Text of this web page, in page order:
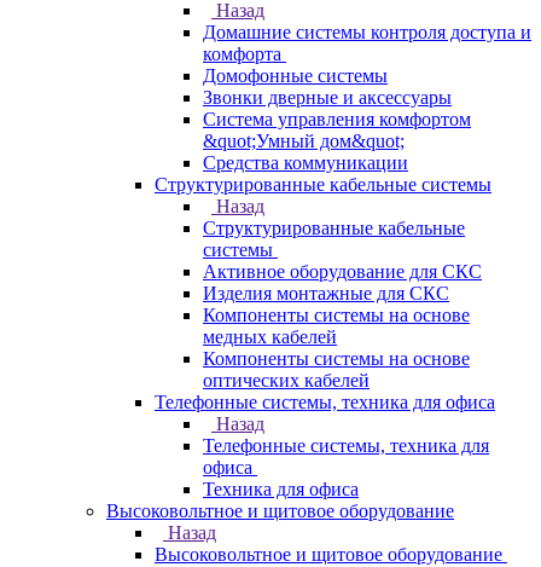
Назад
Домашние системы контроля доступа и
комфорта
Домофонные системы
Звонки дверные и аксессуары
Система управления комфортом
&quot;Умный дом&quot;
Средства коммуникации
Структурированные кабельные системы
Назад
Структурированные кабельные
системы
Активное оборудование для СКС
Изделия монтажные для СКС
Компоненты системы на основе
медных кабелей
Компоненты системы на основе
оптических кабелей
Телефонные системы, техника для офиса
Назад
Телефонные системы, техника для
офиса
Техника для офиса
Высоковольтное и щитовое оборудование
Назад
Высоковольтное и щитовое оборудование